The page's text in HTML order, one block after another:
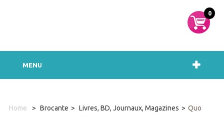
0
MENU
Home > Brocante > Livres, BD, Journaux, Magazines > Quo